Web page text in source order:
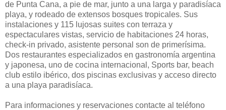
de Punta Cana, a pie de mar, junto a una larga y paradisíaca
playa, y rodeado de extensos bosques tropicales. Sus
instalaciones y 115 lujosas suites con terraza y
espectaculares vistas, servicio de habitaciones 24 horas,
check-in privado, asistente personal son de primerísima.
Dos restaurantes especializados en gastronomía argentina
y japonesa, uno de cocina internacional, Sports bar, beach
club estilo ibérico, dos piscinas exclusivas y acceso directo
a una playa paradisíaca.
Para informaciones y reservaciones contacte al teléfono